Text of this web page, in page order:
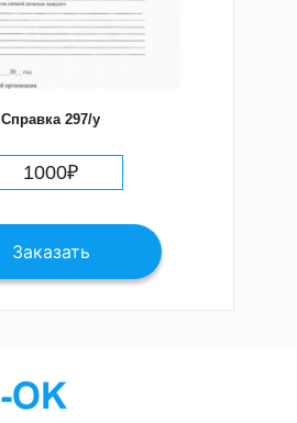
Справка 297/у
1000₽
Заказать